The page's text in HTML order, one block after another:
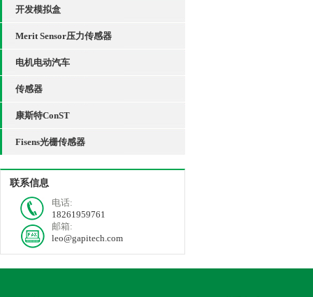
开发模拟盒
Merit Sensor压力传感器
电机电动汽车
传感器
康斯特ConST
Fisens光栅传感器
联系信息
电话:
18261959761
邮箱:
leo@gapitech.com